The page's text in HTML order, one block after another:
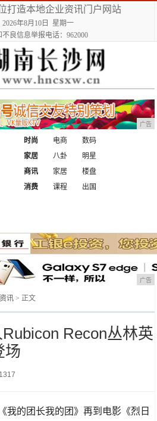
打造本地企业资讯门户网站
2026年8月10日 星期一
不良信息举报电话：962000
广告
时尚 电商
数码
家居
八卦
明星
商讯 家居
楼盘
消费
课程
出国
广告
资讯 > 正文
Recon丛林英
场
我的团长我的团》再到电影《烈日